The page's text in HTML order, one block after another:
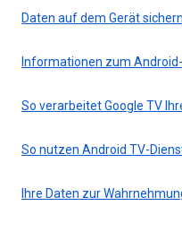
Daten auf dem Gerät
Informationen zum
So verarbeitet Google TV
So nutzen Android TV-
Ihre Daten zur